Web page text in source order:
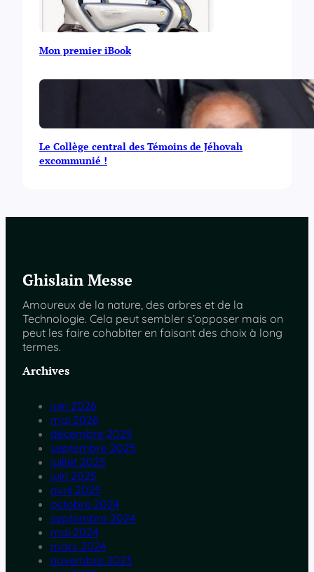
Mon premier iBook
Le Collège central des Témoins de Jéhovah
excommunié !
Ghislain Messe
Amoureux de la nature, des arbres et de la
Technologie. Cela peut sembler s’opposer mais on
peut les faire cohabiter en faisant des choix à long
termes.
Archives
juin 2026
mai 2026
décembre 2025
septembre 2025
juillet 2025
juin 2025
avril 2025
octobre 2024
septembre 2024
mai 2024
mars 2024
novembre 2023